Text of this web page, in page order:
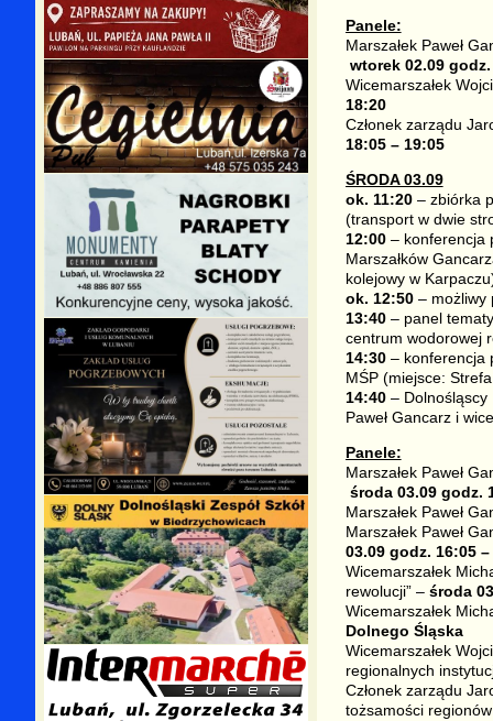
Panele:
Marszałek Paweł
wtorek 02.09
Wicemarszałek
18:20
Członek zarządu
18:05 – 19:05
ŚRODA 03.09
ok. 11:20– zbiórka
(transport w dwie
12:00– konferencja
Marszałków
kolejowy w
ok. 12:50– możliwy
13:40– panel
centrum wodorowej
14:30– konferencja
MŚP (miejsce:
14:40– Dolnośląscy
Paweł Gancarz i
Panele:
Marszałek Paweł
środa 03.09 godz.
Marszałek Paweł
Marszałek Paweł
03.09 godz. 16:05 –
Wicemarszałek
rewolucji” – środa
Wicemarszałek
Dolnego Śląska
Wicemarszałek
regionalnych
Członek zarządu
tożsamości